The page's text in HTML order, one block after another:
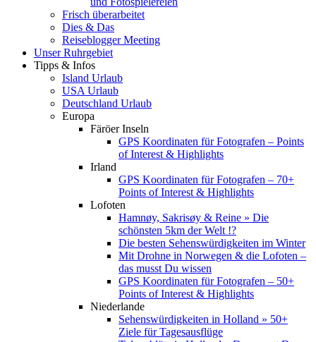
Frisch überarbeitet
Dies & Das
Reiseblogger Meeting
Unser Ruhrgebiet
Tipps & Infos
Island Urlaub
USA Urlaub
Deutschland Urlaub
Europa
Färöer Inseln
GPS Koordinaten für Fotografen – Points
of Interest & Highlights
Irland
GPS Koordinaten für Fotografen – 70+
Points of Interest & Highlights
Lofoten
Hamnøy, Sakrisøy & Reine » Die
schönsten 5km der Welt !?
Die besten Sehenswürdigkeiten im Winter
Mit Drohne in Norwegen & die Lofoten –
das musst Du wissen
GPS Koordinaten für Fotografen – 50+
Points of Interest & Highlights
Niederlande
Sehenswürdigkeiten in Holland » 50+
Ziele für Tagesausflüge